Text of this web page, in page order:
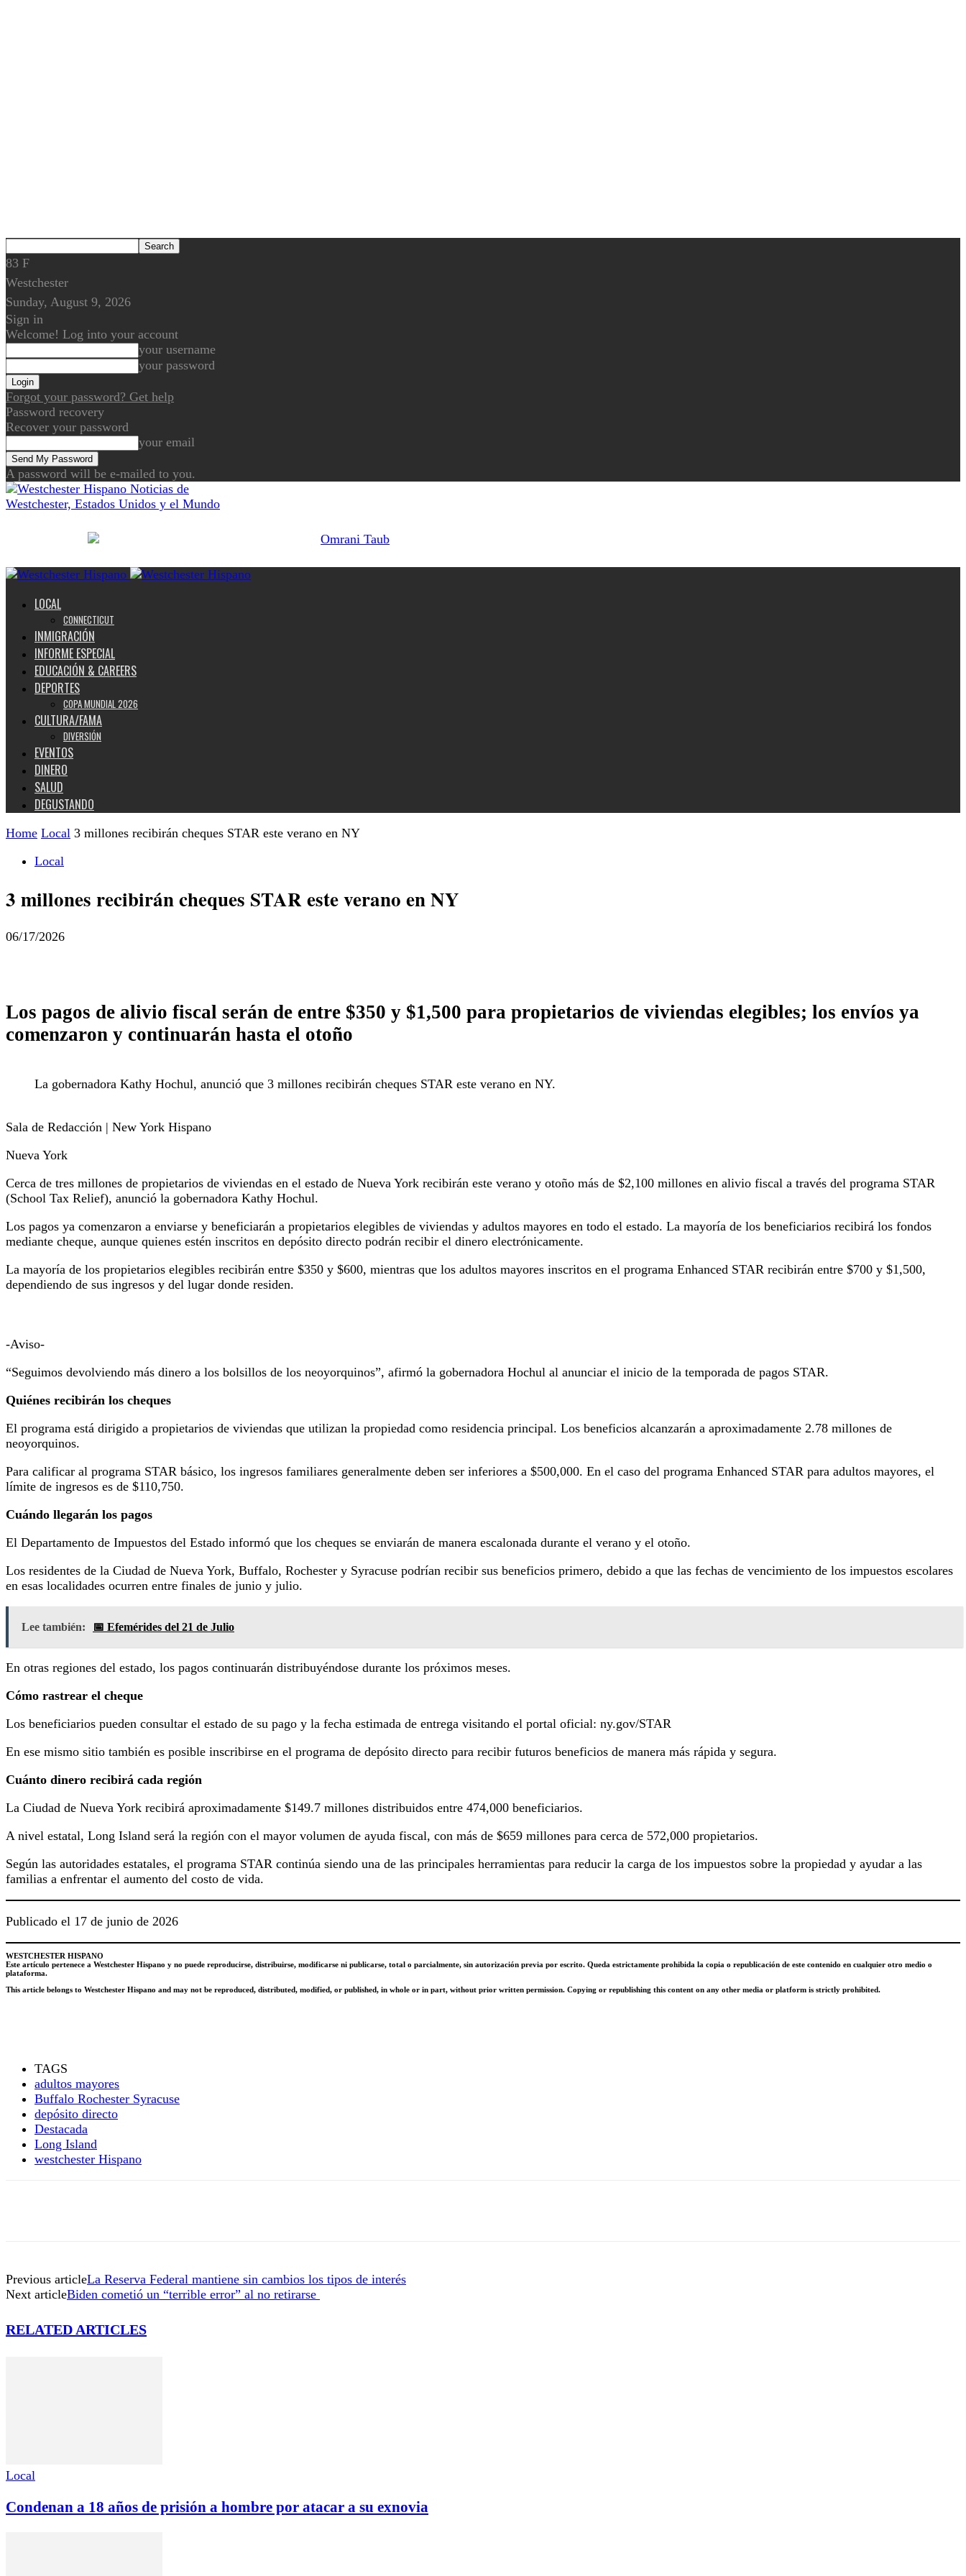
83 F
Westchester
Sunday, August 9, 2026
Sign in
Welcome! Log into your account
your username
your password
Forgot your password? Get help
Password recovery
Recover your password
your email
A password will be e-mailed to you.
Noticias de
Westchester, Estados Unidos y el Mundo
LOCAL
CONNECTICUT
INMIGRACIÓN
INFORME ESPECIAL
EDUCACIÓN & CAREERS
DEPORTES
COPA MUNDIAL 2026
CULTURA/FAMA
DIVERSIÓN
EVENTOS
DINERO
SALUD
DEGUSTANDO
Home Local 3 millones recibirán cheques STAR este verano en NY
Local
3 millones recibirán cheques STAR este verano en NY
06/17/2026
Los pagos de alivio fiscal serán de entre $350 y $1,500 para propietarios de viviendas elegibles; los envíos ya
comenzaron y continuarán hasta el otoño
La gobernadora Kathy Hochul, anunció que 3 millones recibirán cheques STAR este verano en NY.
Sala de Redacción | New York Hispano
Nueva York
Cerca de tres millones de propietarios de viviendas en el estado de Nueva York recibirán este verano y otoño más de $2,100 millones en alivio fiscal a través del programa STAR
(School Tax Relief), anunció la gobernadora Kathy Hochul.
Los pagos ya comenzaron a enviarse y beneficiarán a propietarios elegibles de viviendas y adultos mayores en todo el estado. La mayoría de los beneficiarios recibirá los fondos
mediante cheque, aunque quienes estén inscritos en depósito directo podrán recibir el dinero electrónicamente.
La mayoría de los propietarios elegibles recibirán entre $350 y $600, mientras que los adultos mayores inscritos en el programa Enhanced STAR recibirán entre $700 y $1,500,
dependiendo de sus ingresos y del lugar donde residen.
-Aviso-
“Seguimos devolviendo más dinero a los bolsillos de los neoyorquinos”, afirmó la gobernadora Hochul al anunciar el inicio de la temporada de pagos STAR.
Quiénes recibirán los cheques
El programa está dirigido a propietarios de viviendas que utilizan la propiedad como residencia principal. Los beneficios alcanzarán a aproximadamente 2.78 millones de
neoyorquinos.
Para calificar al programa STAR básico, los ingresos familiares generalmente deben ser inferiores a $500,000. En el caso del programa Enhanced STAR para adultos mayores, el
límite de ingresos es de $110,750.
Cuándo llegarán los pagos
El Departamento de Impuestos del Estado informó que los cheques se enviarán de manera escalonada durante el verano y el otoño.
Los residentes de la Ciudad de Nueva York, Buffalo, Rochester y Syracuse podrían recibir sus beneficios primero, debido a que las fechas de vencimiento de los impuestos escolares
en esas localidades ocurren entre finales de junio y julio.
Lee también: 📅 Efemérides del 21 de Julio
En otras regiones del estado, los pagos continuarán distribuyéndose durante los próximos meses.
Cómo rastrear el cheque
Los beneficiarios pueden consultar el estado de su pago y la fecha estimada de entrega visitando el portal oficial: ny.gov/STAR
En ese mismo sitio también es posible inscribirse en el programa de depósito directo para recibir futuros beneficios de manera más rápida y segura.
Cuánto dinero recibirá cada región
La Ciudad de Nueva York recibirá aproximadamente $149.7 millones distribuidos entre 474,000 beneficiarios.
A nivel estatal, Long Island será la región con el mayor volumen de ayuda fiscal, con más de $659 millones para cerca de 572,000 propietarios.
Según las autoridades estatales, el programa STAR continúa siendo una de las principales herramientas para reducir la carga de los impuestos sobre la propiedad y ayudar a las
familias a enfrentar el aumento del costo de vida.
Publicado el 17 de junio de 2026
WESTCHESTER HISPANO
Este artículo pertenece a Westchester Hispano y no puede reproducirse, distribuirse, modificarse ni publicarse, total o parcialmente, sin autorización previa por escrito. Queda estrictamente prohibida la copia o republicación de este contenido en cualquier otro medio o
plataforma.
This article belongs to Westchester Hispano and may not be reproduced, distributed, modified, or published, in whole or in part, without prior written permission. Copying or republishing this content on any other media or platform is strictly prohibited.
TAGS
adultos mayores
Buffalo Rochester Syracuse
depósito directo
Destacada
Long Island
westchester Hispano
Previous articleLa Reserva Federal mantiene sin cambios los tipos de interés
Next articleBiden cometió un “terrible error” al no retirarse
RELATED ARTICLES
Local
Condenan a 18 años de prisión a hombre por atacar a su exnovia